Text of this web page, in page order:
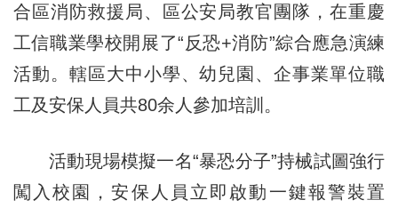
合區消防救援局、區公安局教官團隊，在重慶
工信職業學校開展了“反恐+消防”綜合應急演練
活動。轄區大中小學、幼兒園、企事業單位職
工及安保人員共80余人參加培訓。
活動現場模擬一名“暴恐分子”持械試圖強行
闖入校園，安保人員立即啟動一鍵報警裝置